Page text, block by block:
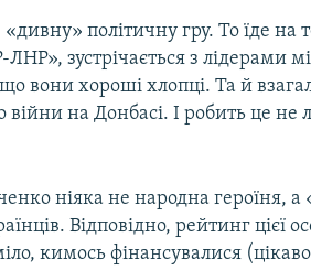
політичну гру. То їде на
зустрічається з лідерами
вони хороші хлопці. Та й
на Донбасі. І робить це не
ніяка не народна героїня, а
Відповідно, рейтинг цієї
кимось фінансувалися